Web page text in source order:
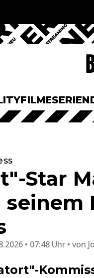
FILMESERIEN
Star
seinem
• 07:48 Uhr von